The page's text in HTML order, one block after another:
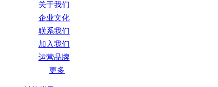
关于我们
企业文化
联系我们
加入我们
运营品牌
更多